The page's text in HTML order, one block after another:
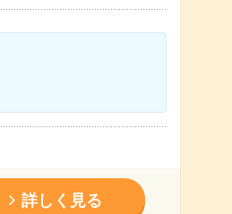
詳しく見る